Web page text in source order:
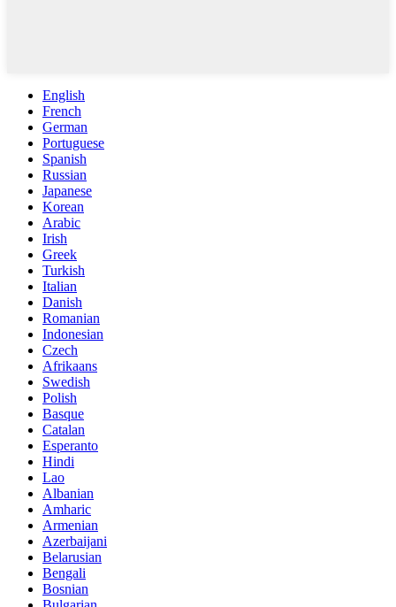
English
French
German
Portuguese
Spanish
Russian
Japanese
Korean
Arabic
Irish
Greek
Turkish
Italian
Danish
Romanian
Indonesian
Czech
Afrikaans
Swedish
Polish
Basque
Catalan
Esperanto
Hindi
Lao
Albanian
Amharic
Armenian
Azerbaijani
Belarusian
Bengali
Bosnian